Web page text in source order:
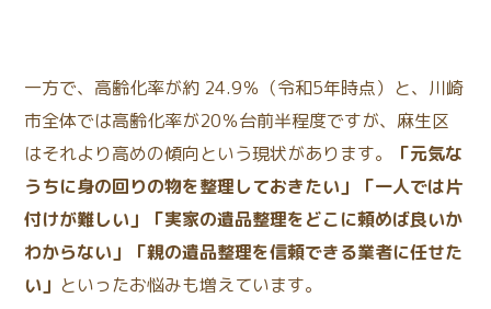
一方で、高齢化率が約 24.9％（令和5年時点）と、川崎
市全体では高齢化率が20％台前半程度ですが、麻生区
はそれより高めの傾向という現状があります。
「元気な
うちに身の回りの物を整理しておきたい」「一人では片
付けが難しい」「実家の遺品整理をどこに頼めば良いか
わからない」「親の遺品整理を信頼できる業者に任せた
い」 といったお悩みも増えています。